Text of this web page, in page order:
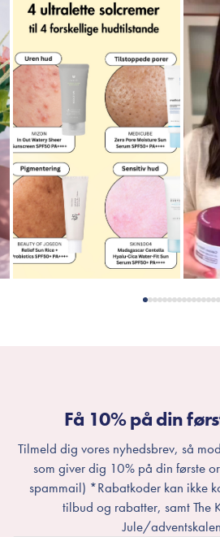
Få 10% på din
Tilmeld dig vores nyhedsbrev, så
som giver dig 10% på din første
spammail) *Rabatkoder kan ikke
tilbud og rabatter, samt The
Jule/